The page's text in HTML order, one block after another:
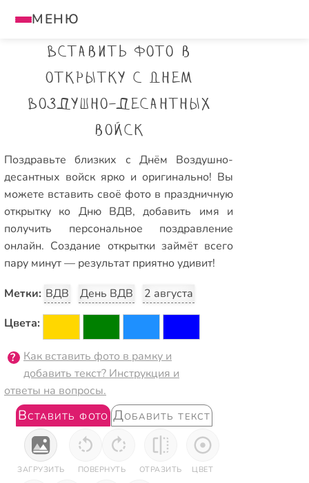
МЕНЮ
Вставить фото в
открытку с Днем
Воздушно-десантных
войск
Поздравьте близких с Днём Воздушно-
десантных войск ярко и оригинально! Вы
можете вставить своё фото в праздничную
открытку ко Дню ВДВ, добавить имя и
получить персональное поздравление
онлайн. Создание открытки займёт всего
пару минут — результат приятно удивит!
Метки: ВДВ День ВДВ
2 августа
Цвета:
Как вставить фото в рамку и
добавить текст? Инструкция и
ответы на вопросы.
Вставить фото Добавить текст
ЗАГРУЗИТЬ ПОВЕРНУТЬ ОТРАЗИТЬ ЦВЕТ